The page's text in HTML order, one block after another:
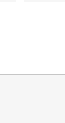
vuonna
Suomen